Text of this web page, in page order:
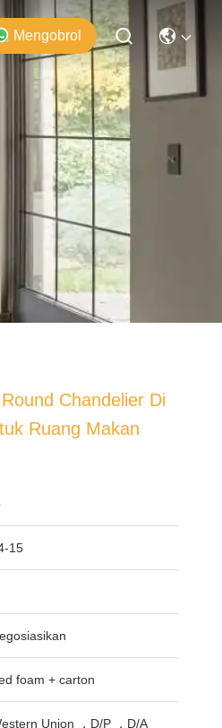
Mengobrol
Chandelier Di
Ruang Makan
15
foam + carton
Union ，D/P ，D/A